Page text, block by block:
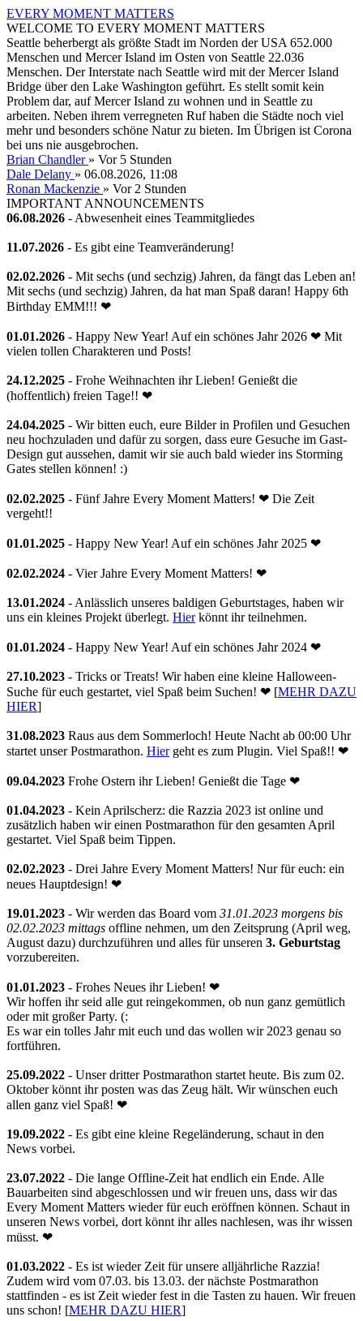
EVERY MOMENT MATTERS
WELCOME TO EVERY MOMENT MATTERS
Seattle beherbergt als größte Stadt im Norden der USA 652.000
Menschen und Mercer Island im Osten von Seattle 22.036
Menschen. Der Interstate nach Seattle wird mit der Mercer Island
Bridge über den Lake Washington geführt. Es stellt somit kein
Problem dar, auf Mercer Island zu wohnen und in Seattle zu
arbeiten. Neben ihrem verregneten Ruf haben die Städte noch viel
mehr und besonders schöne Natur zu bieten. Im Übrigen ist Corona
bei uns nie ausgebrochen.
Brian Chandler » Vor 5 Stunden
Dale Delany » 06.08.2026, 11:08
Ronan Mackenzie » Vor 2 Stunden
IMPORTANT ANNOUNCEMENTS
06.08.2026 - Abwesenheit eines Teammitgliedes
11.07.2026 - Es gibt eine Teamveränderung!
02.02.2026 - Mit sechs (und sechzig) Jahren, da fängt das Leben an!
Mit sechs (und sechzig) Jahren, da hat man Spaß daran! Happy 6th
Birthday EMM!!! ❤
01.01.2026 - Happy New Year! Auf ein schönes Jahr 2026 ❤ Mit
vielen tollen Charakteren und Posts!
24.12.2025 - Frohe Weihnachten ihr Lieben! Genießt die
(hoffentlich) freien Tage!! ❤
24.04.2025 - Wir bitten euch, eure Bilder in Profilen und Gesuchen
neu hochzuladen und dafür zu sorgen, dass eure Gesuche im Gast-
Design gut aussehen, damit wir sie auch bald wieder ins Storming
Gates stellen können! :)
02.02.2025 - Fünf Jahre Every Moment Matters! ❤ Die Zeit
vergeht!!
01.01.2025 - Happy New Year! Auf ein schönes Jahr 2025 ❤
02.02.2024 - Vier Jahre Every Moment Matters! ❤
13.01.2024 - Anlässlich unseres baldigen Geburtstages, haben wir
uns ein kleines Projekt überlegt. Hierkönnt ihr teilnehmen.
01.01.2024 - Happy New Year! Auf ein schönes Jahr 2024 ❤
27.10.2023 - Tricks or Treats! Wir haben eine kleine Halloween-
Suche für euch gestartet, viel Spaß beim Suchen! ❤ [MEHR DAZU
HIER]
31.08.2023 Raus aus dem Sommerloch! Heute Nacht ab 00:00 Uhr
startet unser Postmarathon. Hiergeht es zum Plugin. Viel Spaß!! ❤
09.04.2023 Frohe Ostern ihr Lieben! Genießt die Tage ❤
01.04.2023 - Kein Aprilscherz: die Razzia 2023 ist online und
zusätzlich haben wir einen Postmarathon für den gesamten April
gestartet. Viel Spaß beim Tippen.
02.02.2023 - Drei Jahre Every Moment Matters! Nur für euch: ein
neues Hauptdesign! ❤
19.01.2023 - Wir werden das Board vom 31.01.2023 morgens bis
02.02.2023 mittags offline nehmen, um den Zeitsprung (April weg,
August dazu) durchzuführen und alles für unseren 3. Geburtstag
vorzubereiten.
01.01.2023 - Frohes Neues ihr Lieben! ❤
Wir hoffen ihr seid alle gut reingekommen, ob nun ganz gemütlich
oder mit großer Party. (:
Es war ein tolles Jahr mit euch und das wollen wir 2023 genau so
fortführen.
25.09.2022 - Unser dritter Postmarathon startet heute. Bis zum 02.
Oktober könnt ihr posten was das Zeug hält. Wir wünschen euch
allen ganz viel Spaß! ❤
19.09.2022 - Es gibt eine kleine Regeländerung, schaut in den
News vorbei.
23.07.2022 - Die lange Offline-Zeit hat endlich ein Ende. Alle
Bauarbeiten sind abgeschlossen und wir freuen uns, dass wir das
Every Moment Matters wieder für euch eröffnen können. Schaut in
unseren News vorbei, dort könnt ihr alles nachlesen, was ihr wissen
müsst. ❤
01.03.2022 - Es ist wieder Zeit für unsere alljährliche Razzia!
Zudem wird vom 07.03. bis 13.03. der nächste Postmarathon
stattfinden - es ist Zeit wieder fest in die Tasten zu hauen. Wir freuen
uns schon! [MEHR DAZU HIER]